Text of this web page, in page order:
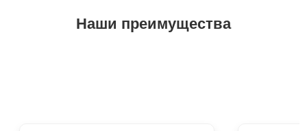
Наши преимущества